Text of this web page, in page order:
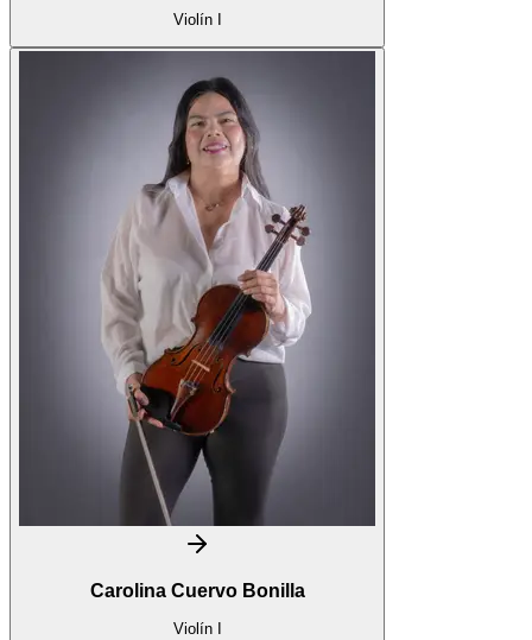
Violín I
Carolina Cuervo Bonilla
Violín I